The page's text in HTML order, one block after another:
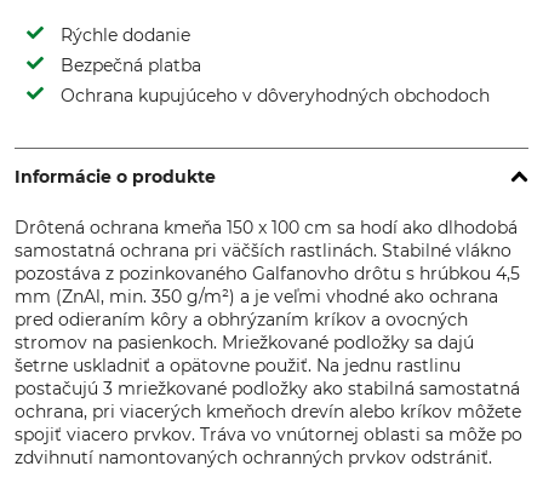
Rýchle dodanie
Bezpečná platba
Ochrana kupujúceho v dôveryhodných obchodoch
Informácie o produkte
Drôtená ochrana kmeňa 150 x 100 cm sa hodí ako dlhodobá
samostatná ochrana pri väčších rastlinách. Stabilné vlákno
pozostáva z pozinkovaného Galfanovho drôtu s hrúbkou 4,5
mm (ZnAl, min. 350 g/m²) a je veľmi vhodné ako ochrana
pred odieraním kôry a obhrýzaním kríkov a ovocných
stromov na pasienkoch. Mriežkované podložky sa dajú
šetrne uskladniť a opätovne použiť. Na jednu rastlinu
postačujú 3 mriežkované podložky ako stabilná samostatná
ochrana, pri viacerých kmeňoch drevín alebo kríkov môžete
spojiť viacero prvkov. Tráva vo vnútornej oblasti sa môže po
zdvihnutí namontovaných ochranných prvkov odstrániť.